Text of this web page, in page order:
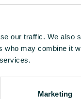
our traffic. We also
who may combine it
Marketing